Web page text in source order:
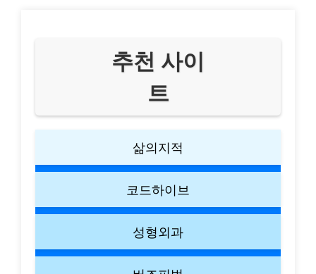
추천 사이
트
삶의지적
코드하이브
성형외과